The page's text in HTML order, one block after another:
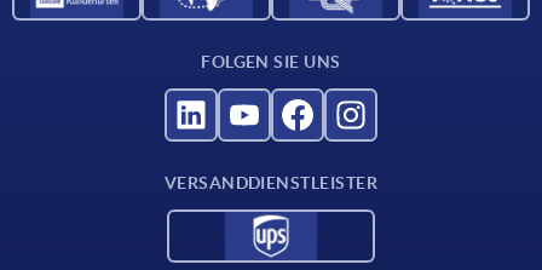
FOLGEN SIE UNS
VERSANDDIENSTLEISTER